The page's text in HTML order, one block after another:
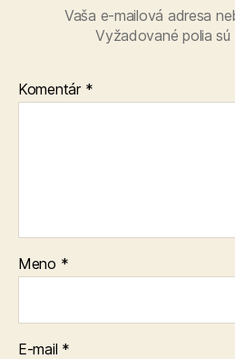
Vaša e-mailová adresa
Vyžadované polia
Komentár *
Meno *
E-mail *